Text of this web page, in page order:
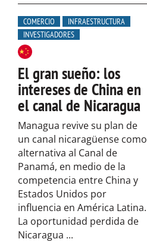
COMERCIO
INFRAESTRUCTURA
INVESTIGADORES
El gran sueño: los
intereses de China en
el canal de Nicaragua
Managua revive su plan de
un canal nicaragüense como
alternativa al Canal de
Panamá, en medio de la
competencia entre China y
Estados Unidos por
influencia en América Latina.
La oportunidad perdida de
Nicaragua ...